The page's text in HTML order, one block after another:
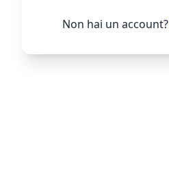
Non hai un account?